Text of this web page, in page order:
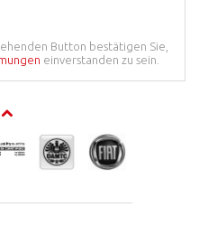
Button bestätigen Sie,
einverstanden zu sein.